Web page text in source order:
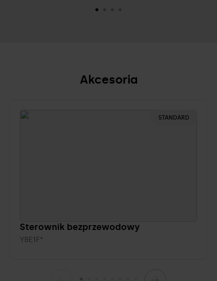
Akcesoria
STANDARD
Sterownik bezprzewodowy
YBE1F*